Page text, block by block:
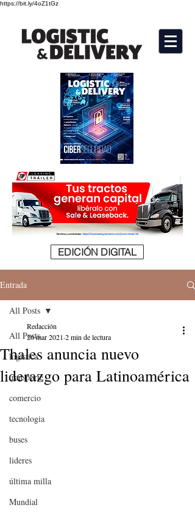
https://bit.ly/4oZ1tGz
EDICIÓN DIGITAL
Entrada
All Posts
logistica
transporte
comercio
tecnologia
buses
lideres
última milla
Mundial
All Posts
Thales anuncia nuevo
liderazgo para Latinoamérica
Redacción
26 mar 2021 2 min de lectura